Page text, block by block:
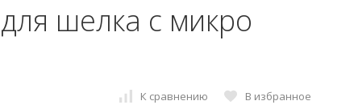
шелка с микро
К сравнению В избранное